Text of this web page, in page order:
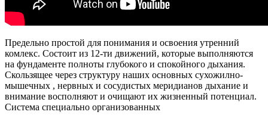
Предельно простой для понимания и освоения утренний
комлекс. Состоит из 12-ти движений, которые выполняются
на фундаменте полноты глубокого и спокойного дыхания.
Скользящее через структуру наших основных сухожилно-
мышечных , нервных и сосудистых меридианов дыхание и
внимание восполняют и очищают их жизненный потенциал.
Система специально организованных